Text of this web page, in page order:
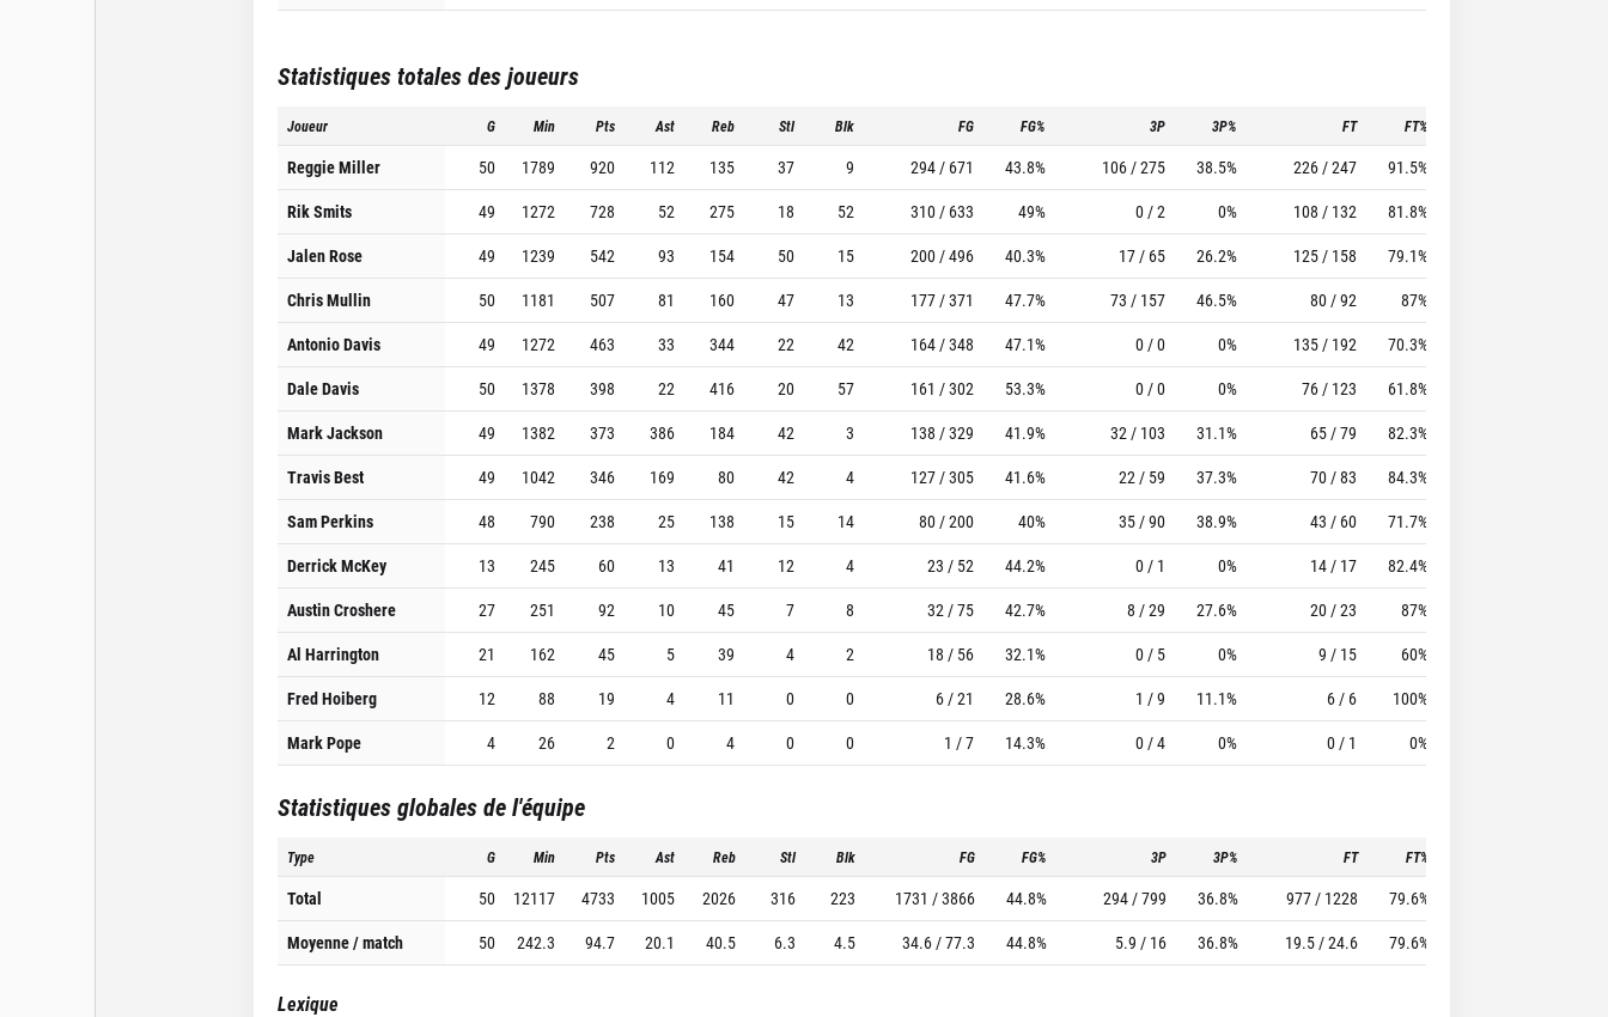
Statistiques totales des joueurs
Joueur G Min Pts Ast Reb Stl Blk FG FG% 3P 3P% FT FT%
Reggie Miller 50 1789 920 112 135 37 9 294 / 671 43.8% 106 / 275 38.5% 226 / 247 91.5%
Rik Smits
49 1272 728 52 275 18 52 310 / 633 49% 0 / 2 0% 108 / 132 81.8%
Jalen Rose
49 1239 542 93 154 50 15 200 / 496 40.3% 17 / 65 26.2% 125 / 158 79.1%
Chris Mullin
50 1181 507 81 160 47 13 177 / 371 47.7% 73 / 157 46.5% 80 / 92 87%
Antonio Davis
49 1272 463 33 344 22 42 164 / 348 47.1% 0 / 0 0% 135 / 192 70.3%
Dale Davis
50 1378 398 22 416 20 57 161 / 302 53.3% 0 / 0 0% 76 / 123 61.8%
Mark Jackson
49 1382 373 386 184 42 3 138 / 329 41.9% 32 / 103 31.1% 65 / 79 82.3%
Travis Best
49 1042 346 169 80 42 4 127 / 305 41.6% 22 / 59 37.3% 70 / 83 84.3%
Sam Perkins
48 790 238 25 138 15 14 80 / 200 40% 35 / 90 38.9% 43 / 60 71.7%
Derrick McKey
13 245 60 13 41 12 4 23 / 52 44.2% 0 / 1 0% 14 / 17 82.4%
Austin Croshere
27 251 92 10 45 7 8 32 / 75 42.7% 8 / 29 27.6% 20 / 23 87%
Al Harrington
21 162 45 5 39 4 2 18 / 56 32.1% 0 / 5 0% 9 / 15 60%
Fred Hoiberg
12 88 19 4 11 0 0 6 / 21 28.6% 1 / 9 11.1% 6 / 6 100%
Mark Pope
4 26 2 0 4 0 0 1 / 7 14.3% 0 / 4 0% 0 / 1 0%
Statistiques globales de l'équipe
Type G Min Pts Ast Reb Stl Blk FG FG% 3P 3P% FT FT%
Total 50 12117 4733 1005 2026 316 223 1731 / 3866 44.8% 294 / 799 36.8% 977 / 1228 79.6%
Moyenne / match
50 242.3 94.7 20.1 40.5 6.3 4.5 34.6 / 77.3 44.8% 5.9 / 16 36.8% 19.5 / 24.6 79.6%
Lexique